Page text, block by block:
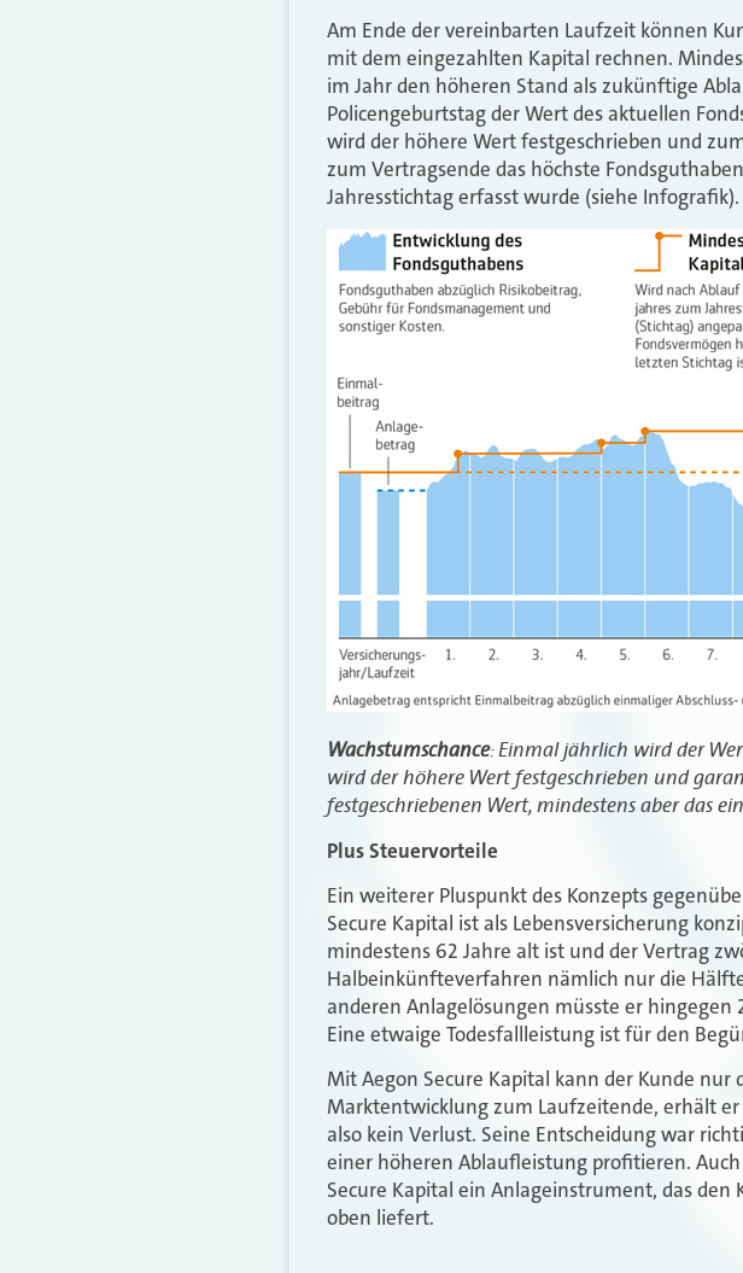
Am Ende der vereinbarten Laufzeit können
mit dem eingezahlten Kapital rechnen.
im Jahr den höheren Stand als zukünftige
Policengeburtstag der Wert des aktuellen
wird der höhere Wert festgeschrieben und
zum Vertragsende das höchste
Jahresstichtag erfasst wurde (siehe Infografik).
Wachstumschance: Einmal jährlich wird der
wird der höhere Wert festgeschrieben und
festgeschriebenen Wert, mindestens aber das
Plus Steuervorteile
Ein weiterer Pluspunkt des Konzepts
Secure Kapital ist als Lebensversicherung
mindestens 62 Jahre alt ist und der Vertrag
Halbeinkünfteverfahren nämlich nur die
anderen Anlagelösungen müsste er
Eine etwaige Todesfallleistung ist für den
Mit Aegon Secure Kapital kann der Kunde
Marktentwicklung zum Laufzeitende, erhält
also kein Verlust. Seine Entscheidung war
einer höheren Ablaufleistung profitieren.
Secure Kapital ein Anlageinstrument, das
oben liefert.